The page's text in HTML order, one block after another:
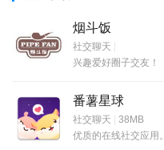
烟斗饭
社交聊天 |
兴趣爱好圈子交友！
番薯星球
社交聊天 | 38MB
优质的在线社交应用。